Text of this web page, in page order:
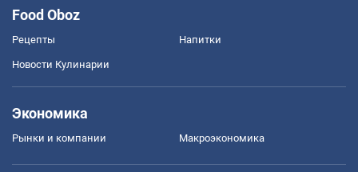
Food Oboz
Рецепты Напитки
Новости Кулинарии
Экономика
Рынки и компании Mакроэкономика